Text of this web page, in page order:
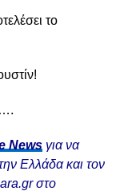
το
Newsγια να
Ελλάδα και τον
στο